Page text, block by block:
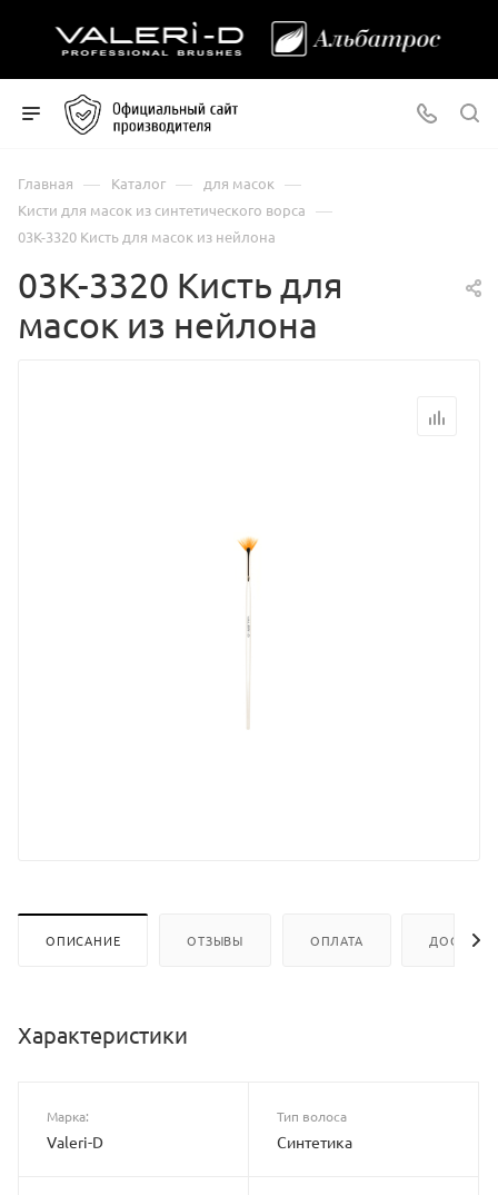
Главная — Каталог — для масок —
Кисти для масок из синтетического ворса —
03К-3320 Кисть для масок из нейлона
03К-3320 Кисть для
масок из нейлона
ОПИСАНИЕ ОТЗЫВЫ ОПЛАТА
Характеристики
Марка:
Valeri-D
Тип волоса
Синтетика